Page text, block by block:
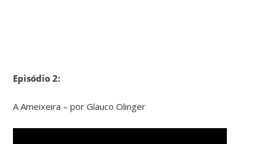
Episódio 2:
A Ameixeira – por Glauco Olinger